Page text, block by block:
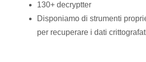
130+ decryptter
Disponiamo di strumenti
per recuperare i dati